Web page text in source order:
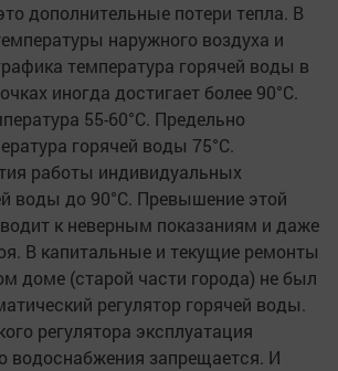
дополнительные потери тепла. В
наружного воздуха и
температура горячей воды в
иногда достигает более 90°С.
55-60°С. Предельно
горячей воды 75°С.
работы индивидуальных
воды до 90°С. Превышение этой
к неверным показаниям и даже
В капитальные и текущие ремонты
доме (старой части города) не был
регулятор горячей воды.
регулятора эксплуатация
водоснабжения запрещается. И